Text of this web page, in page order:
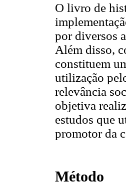
O livro de
por diversos
Além disso,
constituem
utilização
relevância
objetiva
estudos que
promotor da
Método